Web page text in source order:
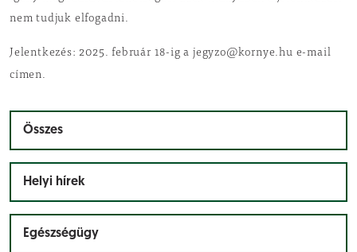
nem tudjuk elfogadni.
Jelentkezés: 2025. február 18-ig a jegyzo@kornye.hu e-mail
címen.
Összes
Helyi hírek
Egészségügy